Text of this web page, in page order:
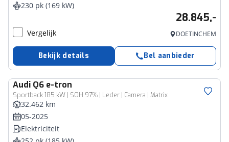
230 pk (169 kW)
28.845,-
Vergelijk DOETINCHEM
Bekijk details Bel aanbieder
Audi Q6 e-tron
Sportback 185 kW | SOH 97% | Leder | Camera | Matrix
32.462 km
05-2025
Elektriciteit